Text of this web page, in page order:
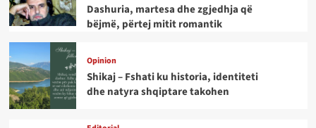
Dashuria, martesa dhe zgjedhja që
bëjmë, përtej mitit romantik
Opinion
Shikaj – Fshati ku historia, identiteti
dhe natyra shqiptare takohen